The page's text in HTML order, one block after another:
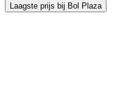
Laagste prijs bij Bol Plaza